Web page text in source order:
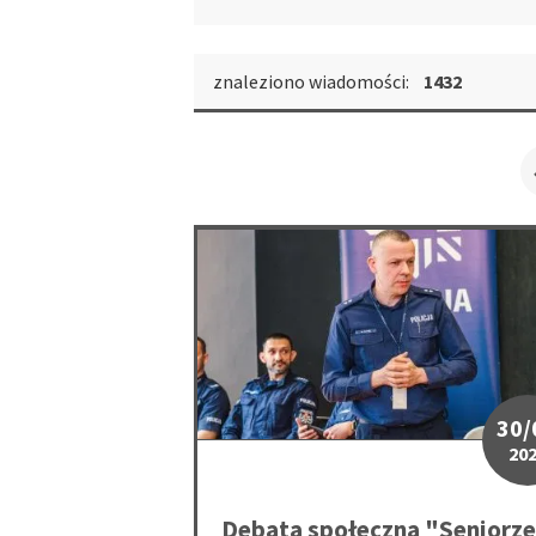
znaleziono wiadomości: 1432
Debata społeczna "Seniorze nie daj się
Debata społeczna "Seniorze